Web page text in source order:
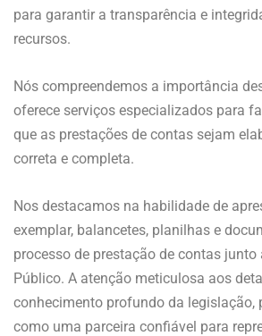
para garantir a transparência e
recursos.
Nós compreendemos a importância
oferece serviços especializados para
que as prestações de contas sejam
correta e completa.
Nos destacamos na habilidade de
exemplar, balancetes, planilhas e
processo de prestação de contas
Público. A atenção meticulosa aos
conhecimento profundo da legislação,
como uma parceira confiável para